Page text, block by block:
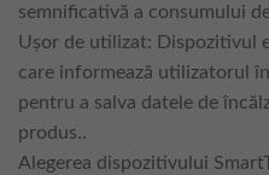
semnificativă a consumului
Ușor de utilizat: Dispozitivul
care informează utilizatorul
pentru a salva datele de
produs..
Alegerea dispozitivului